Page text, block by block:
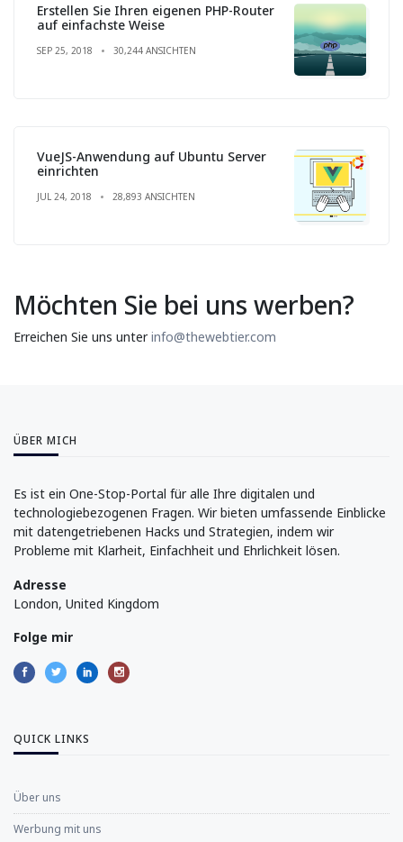
Erstellen Sie Ihren eigenen PHP-Router
auf einfachste Weise
SEP 25, 2018 30,244 ANSICHTEN
VueJS-Anwendung auf Ubuntu Server
einrichten
JUL 24, 2018 28,893 ANSICHTEN
Möchten Sie bei uns werben?
Erreichen Sie uns unterinfo@thewebtier.com
ÜBER MICH
Es ist ein One-Stop-Portal für alle Ihre digitalen und
technologiebezogenen Fragen. Wir bieten umfassende Einblicke
mit datengetriebenen Hacks und Strategien, indem wir
Probleme mit Klarheit, Einfachheit und Ehrlichkeit lösen.
Adresse
London, United Kingdom
Folge mir
QUICK LINKS
Über uns
Werbung mit uns